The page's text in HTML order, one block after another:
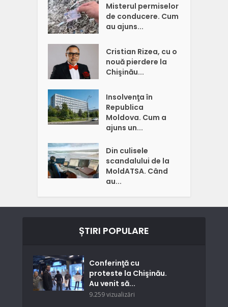
Misterul permiselor
de conducere. Cum
au ajuns...
Cristian Rizea, cu o
nouă pierdere la
Chişinău...
Insolvenţa în
Republica
Moldova. Cum a
ajuns un...
Din culisele
scandalului de la
MoldATSA. Când
au...
ȘTIRI POPULARE
Conferinţă cu
proteste la Chişinău.
Au venit să...
9.259 vizualizări